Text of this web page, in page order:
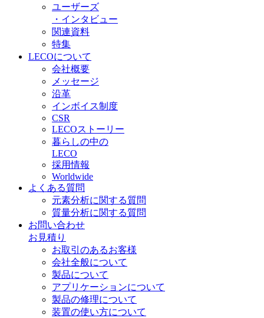
ユーザーズ
・インタビュー
関連資料
特集
LECOについて
会社概要
メッセージ
沿革
インボイス制度
CSR
LECOストーリー
暮らしの中の
LECO
採用情報
Worldwide
よくある質問
元素分析に関する質問
質量分析に関する質問
お問い合わせ
お見積り
お取引のあるお客様
会社全般について
製品について
アプリケーションについて
製品の修理について
装置の使い方について